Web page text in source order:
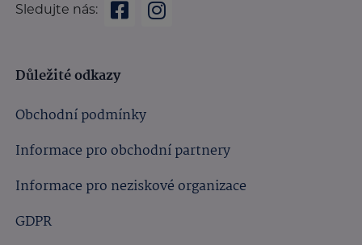
Sledujte nás:
Důležité odkazy
Obchodní podmínky
Informace pro obchodní partnery
Informace pro neziskové organizace
GDPR